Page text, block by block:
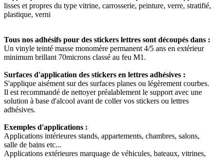
lisses et propres du type vitrine, carrosserie, peinture, verre, stratifié,
plastique, verni
Tous nos adhésifs pour des stickers lettres sont découpés dans :
Un vinyle teinté masse monomère permanent 4/5 ans en extérieur
minimum brillant 70microns classé au feu M1.
Surfaces d'application des stickers en lettres adhésives :
S'applique aisément sur des surfaces planes ou légèrement courbes.
Il est recommandé de nettoyer préalablement le support avec une
solution à base d'alcool avant de coller vos stickers ou lettres
adhésives.
Exemples d'applications :
Applications intérieures stands, appartements, chambres, salons,
salle de bains etc...
Applications extérieures marquage de véhicules, bateaux, vitrines,